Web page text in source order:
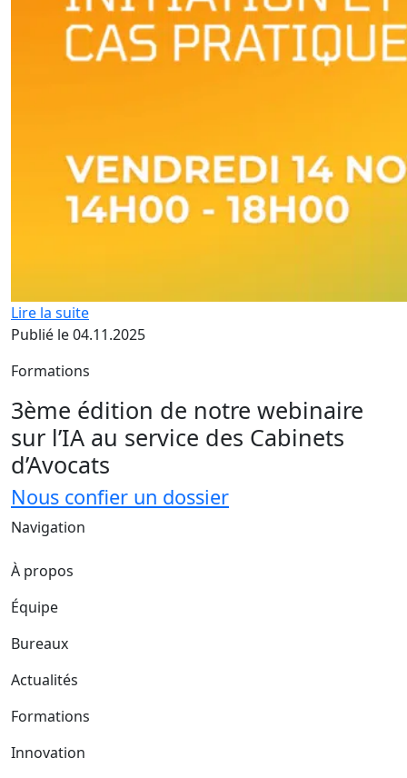
Lire la suite
Publié le 04.11.2025
Formations
3ème édition de notre webinaire
sur l’IA au service des Cabinets
d’Avocats
Nous confier un dossier
Navigation
À propos
Équipe
Bureaux
Actualités
Formations
Innovation